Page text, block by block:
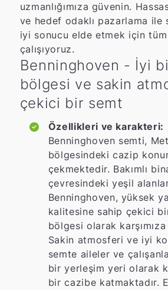
uzmanlığımıza güvenin.
ve hedef odaklı pazarlama ile
iyi sonucu elde etmek için
çalışıyoruz.
Benninghoven - İyi
bölgesi ve sakin
çekici bir semt
Özellikleri ve karakteri:
Benninghoven semti,
bölgesindeki cazip
çekmektedir. Bakımlı
çevresindeki yeşil
Benninghoven, yüksek
kalitesine sahip çekici
bölgesi olarak karşımıza
Sakin atmosferi ve iyi
semte aileler ve
bir yerleşim yeri olarak
bir cazibe katmaktadır.